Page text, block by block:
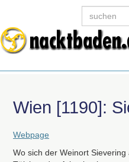
Wien [1190]:
Webpage
Wo sich der Weinort